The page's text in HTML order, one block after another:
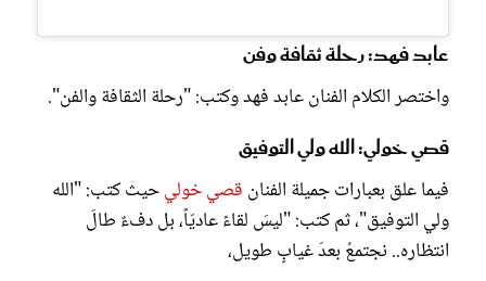
عابد فهد: رحلة ثقافة وفن
واختصر الكلام الفنان عابد فهد وكتب: "رحلة الثقافة والفن".
قصي خولي: الله ولي التوفيق
فيما علق بعبارات جميلة الفنان قصي خوليحيث كتب: "الله
ولي التوفيق"، ثم كتب: "ليسَ لقاءً عاديّاً، بل دفءٌ طالَ
انتظاره.. نجتمعُ بعدَ غيابٍ طويل،